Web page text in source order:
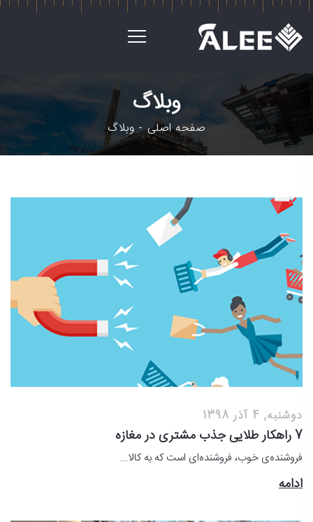
وبلاگ
صفحه اصلی وبلاگ
دوشنبه, 4 آذر 1398
7 راهکار طلایی جذب مشتری در مغازه
فروشنده‌ی خوب، فروشنده‌ای است که به کالا...
ادامه